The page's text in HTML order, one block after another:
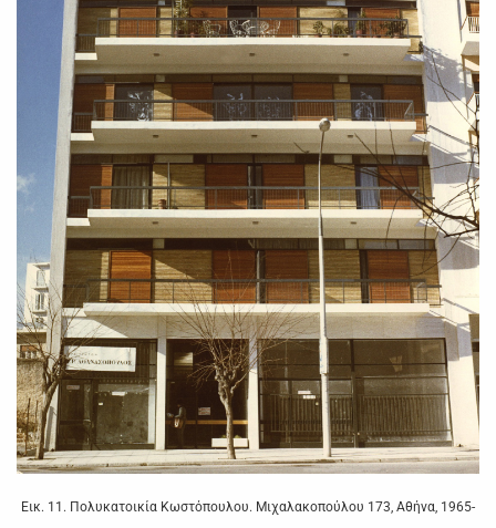
Εικ. 11. Πολυκατοικία Κωστόπουλου. Μιχαλακοπούλου 173, Αθήνα, 1965-